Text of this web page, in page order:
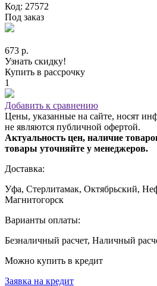
Код: 27572
Под заказ
673 р.
Узнать скидку!
Купить в рассрочку
1
Добавить к сравнению
Цены, указанные на сайте, носят
не являются публичной офертой.
Актуальность цен, наличие
товары уточняйте у менеджеров.
Доставка:
Уфа, Стерлитамак, Октябрьский,
Магнитогорск
Варианты оплаты:
Безналичный расчет, Наличный
Можно купить в кредит
Заявка на кредит